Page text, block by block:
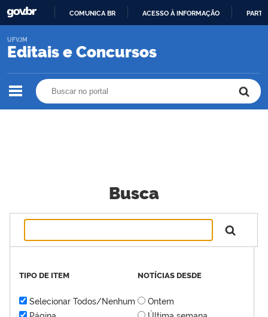
O
COMUNICA BR ACESSO À INFORMAÇÃO
Editais e Concursos
UFVJM
Busca
TIPO DE ITEM
Selecionar Todos/Nenhum
NOTÍCIAS DESDE
Ontem